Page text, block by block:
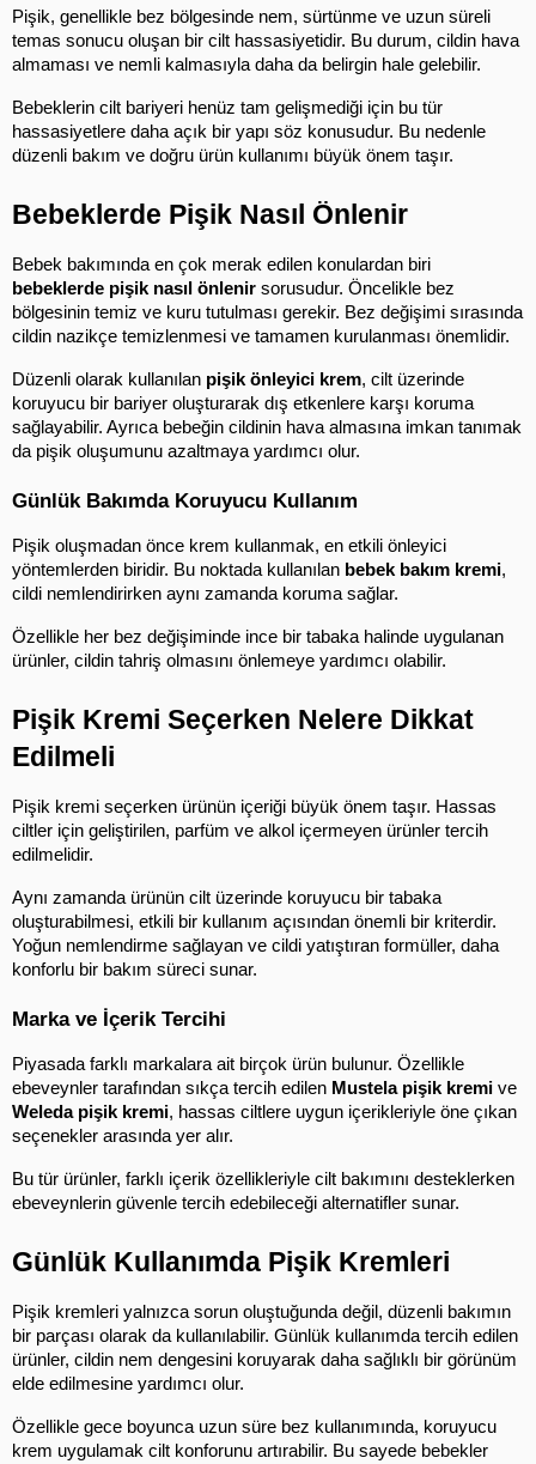
Pişik, genellikle bez bölgesinde nem, sürtünme ve uzun süreli
temas sonucu oluşan bir cilt hassasiyetidir. Bu durum, cildin hava
almaması ve nemli kalmasıyla daha da belirgin hale gelebilir.
Bebeklerin cilt bariyeri henüz tam gelişmediği için bu tür
hassasiyetlere daha açık bir yapı söz konusudur. Bu nedenle
düzenli bakım ve doğru ürün kullanımı büyük önem taşır.
Bebeklerde Pişik Nasıl Önlenir
bebeklerde pişik nasıl önlenir sorusudur. Öncelikle bez
bölgesinin temiz ve kuru tutulması gerekir. Bez değişimi sırasında
cildin nazikçe temizlenmesi ve tamamen kurulanması önemlidir.
Düzenli olarak kullanılan pişik önleyici krem, cilt üzerinde
koruyucu bir bariyer oluşturarak dış etkenlere karşı koruma
sağlayabilir. Ayrıca bebeğin cildinin hava almasına imkan tanımak
da pişik oluşumunu azaltmaya yardımcı olur.
Günlük Bakımda Koruyucu Kullanım
Pişik oluşmadan önce krem kullanmak, en etkili önleyici
yöntemlerden biridir. Bu noktada kullanılan bebek bakım kremi,
cildi nemlendirirken aynı zamanda koruma sağlar.
Özellikle her bez değişiminde ince bir tabaka halinde uygulanan
ürünler, cildin tahriş olmasını önlemeye yardımcı olabilir.
Pişik Kremi Seçerken Nelere Dikkat
Edilmeli
Pişik kremi seçerken ürünün içeriği büyük önem taşır. Hassas
ciltler için geliştirilen, parfüm ve alkol içermeyen ürünler tercih
edilmelidir.
Aynı zamanda ürünün cilt üzerinde koruyucu bir tabaka
oluşturabilmesi, etkili bir kullanım açısından önemli bir kriterdir.
Yoğun nemlendirme sağlayan ve cildi yatıştıran formüller, daha
konforlu bir bakım süreci sunar.
Marka ve İçerik Tercihi
Piyasada farklı markalara ait birçok ürün bulunur. Özellikle
ebeveynler tarafından sıkça tercih edilen Mustela pişik kremi
Weleda pişik kremi, hassas ciltlere uygun içerikleriyle öne çıkan
seçenekler arasında yer alır.
Bu tür ürünler, farklı içerik özellikleriyle cilt bakımını desteklerken
ebeveynlerin güvenle tercih edebileceği alternatifler sunar.
Günlük Kullanımda Pişik Kremleri
Pişik kremleri yalnızca sorun oluştuğunda değil, düzenli bakımın
bir parçası olarak da kullanılabilir. Günlük kullanımda tercih edilen
ürünler, cildin nem dengesini koruyarak daha sağlıklı bir görünüm
elde edilmesine yardımcı olur.
Özellikle gece boyunca uzun süre bez kullanımında, koruyucu
krem uygulamak cilt konforunu artırabilir. Bu sayede bebekler